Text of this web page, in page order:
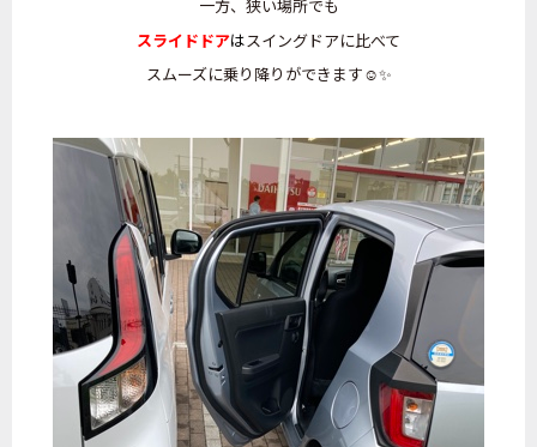
一方、狭い場所でも
スライドドアはスイングドアに比べて
スムーズに乗り降りができます☺️✨